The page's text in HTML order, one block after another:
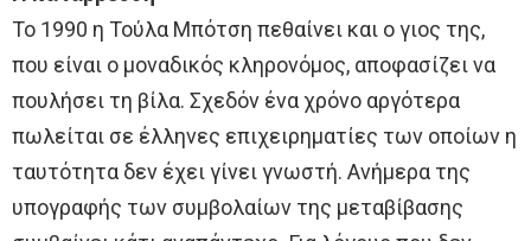
Το 1990 η Τούλα Μπότση πεθαίνει και ο γιος της,
που είναι ο μοναδικός κληρονόμος, αποφασίζει να
πουλήσει τη βίλα. Σχεδόν ένα χρόνο αργότερα
πωλείται σε έλληνες επιχειρηματίες των οποίων η
ταυτότητα δεν έχει γίνει γνωστή. Ανήμερα της
υπογραφής των συμβολαίων της μεταβίβασης